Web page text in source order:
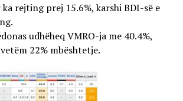
rejting prej 15.6%, karshi BDI-së e
udhëheq VMRO-ja me 40.4%,
22% mbështetje.